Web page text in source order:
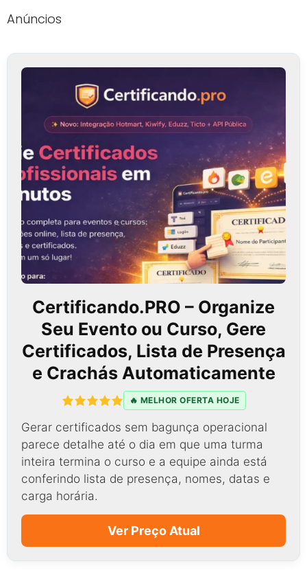
Anúncios
Certificando.PRO – Organize
Seu Evento ou Curso, Gere
Certificados, Lista de Presença
e Crachás Automaticamente
🔥 MELHOR OFERTA HOJE
Gerar certificados sem bagunça operacional
parece detalhe até o dia em que uma turma
inteira termina o curso e a equipe ainda está
conferindo lista de presença, nomes, datas e
carga horária.
Ver Preço Atual